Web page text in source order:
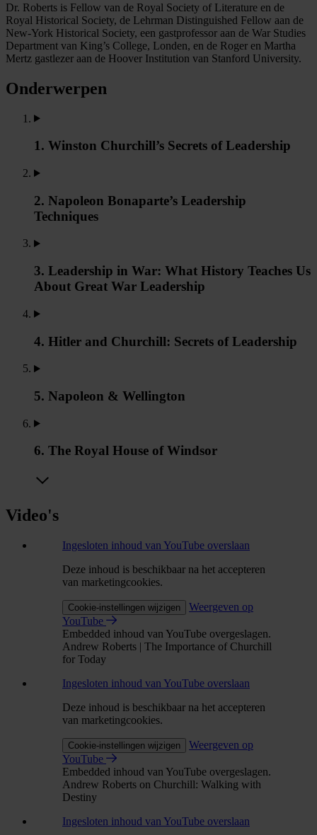
Dr. Roberts is Fellow van de Royal Society of Literature en de
Royal Historical Society, de Lehrman Distinguished Fellow aan de
New-York Historical Society, een gastprofessor aan de War Studies
Department van King’s College, Londen, en de Roger en Martha
Mertz gastlezer aan de Hoover Institution van Stanford University.
Onderwerpen
1. Winston Churchill’s Secrets of Leadership
2. Napoleon Bonaparte’s Leadership
Techniques
3. Leadership in War: What History Teaches Us
About Great War Leadership
4. Hitler and Churchill: Secrets of Leadership
5. Napoleon & Wellington
6. The Royal House of Windsor
Video's
Ingesloten inhoud van YouTube overslaan
Deze inhoud is beschikbaar na het accepteren
van marketingcookies.
Cookie-instellingen wijzigen
Weergeven op
YouTube
Embedded inhoud van YouTube overgeslagen.
Andrew Roberts | The Importance of Churchill
for Today
Ingesloten inhoud van YouTube overslaan
Deze inhoud is beschikbaar na het accepteren
van marketingcookies.
Cookie-instellingen wijzigen
Weergeven op
YouTube
Embedded inhoud van YouTube overgeslagen.
Andrew Roberts on Churchill: Walking with
Destiny
Ingesloten inhoud van YouTube overslaan